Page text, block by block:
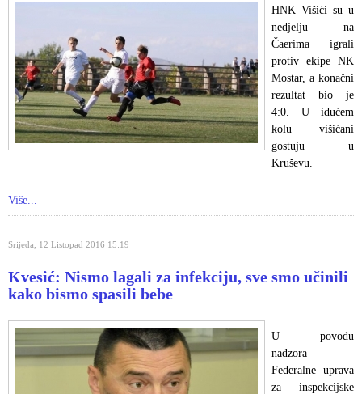
HNK Višići su u
nedjelju na
Čaerima igrali
protiv ekipe NK
Mostar, a konačni
rezultat bio je
4:0. U idućem
kolu višićani
gostuju u
Kruševu.
Više...
Srijeda, 12 Listopad 2016 15:19
Kvesić: Nismo lagali za infekciju, sve smo učinili
kako bismo spasili bebe
U povodu
nadzora
Federalne uprava
za inspekcijske